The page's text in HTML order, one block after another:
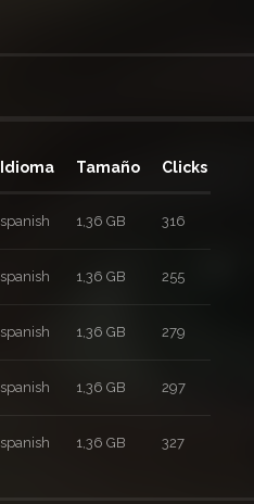
Idioma Tamaño Clicks
spanish 1,36 GB 316
spanish 1,36 GB 255
spanish 1,36 GB 279
spanish 1,36 GB 297
spanish 1,36 GB 327